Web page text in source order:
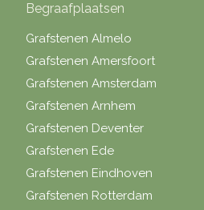
Begraafplaatsen
Grafstenen Almelo
Grafstenen Amersfoort
Grafstenen Amsterdam
Grafstenen Arnhem
Grafstenen Deventer
Grafstenen Ede
Grafstenen Eindhoven
Grafstenen Rotterdam